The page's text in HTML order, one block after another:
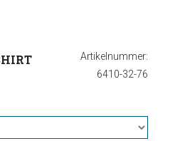
Artikelnummer:
6410-32-76